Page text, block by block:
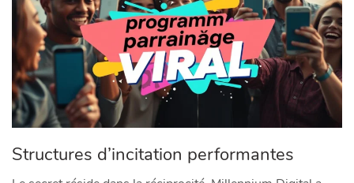
Structures d’incitation performantes